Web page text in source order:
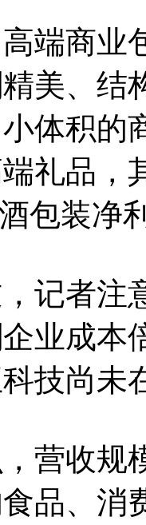
商业包
美、结
体积的
礼品，
包装净
者注意
业成本
技尚未
收规模
品、消